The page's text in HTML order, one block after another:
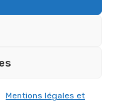
Mentions légales et
des erreurs de